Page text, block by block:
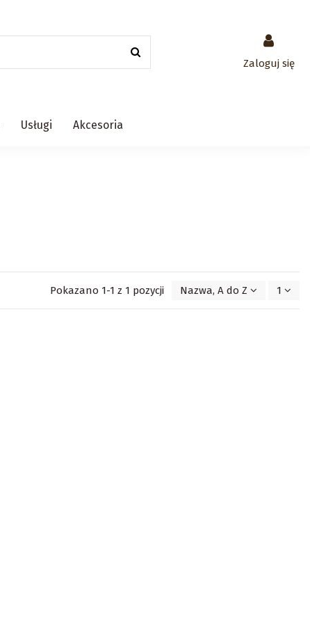
Zaloguj się
Usługi Akcesoria
Pokazano 1-1 z 1 pozycji Nazwa, A do Z 1